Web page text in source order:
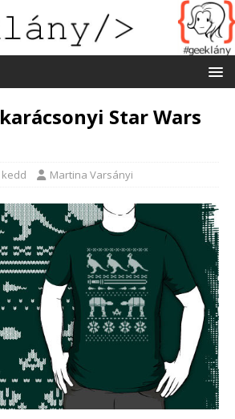
Star Wars
kedd Martina Varsányi